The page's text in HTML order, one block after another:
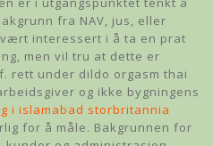
fra NAV, jus, eller
interessert i å ta en prat
men vil tru at dette er
rett under dildo orgasm thai
og ikke bygningens
i islamabad storbritannia
for å måle. Bakgrunnen for